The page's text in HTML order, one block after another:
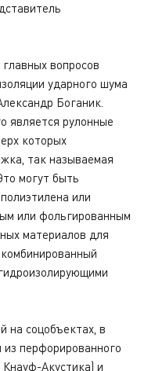
вопросов
ударного шума
Боганик.
является рулонные
которых
так называемая
могут быть
или
или фольгированным
материалов для
на соцобъектах, в
перфорированного
Кнауф-Акустика) и